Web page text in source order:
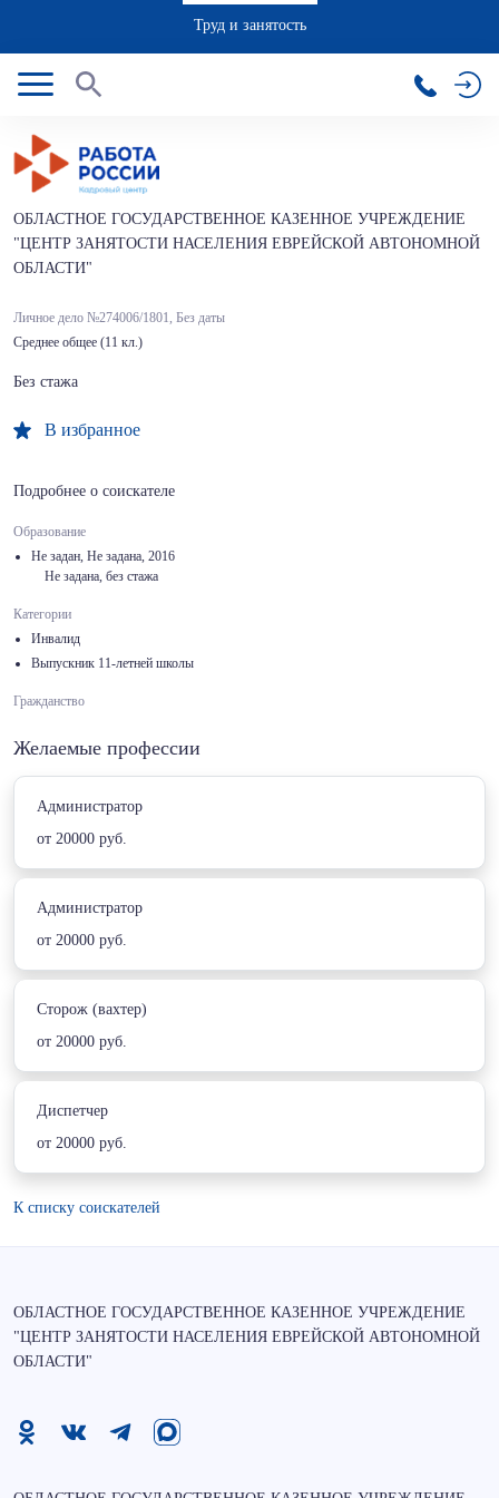
Труд и занятость
ОБЛАСТНОЕ ГОСУДАРСТВЕННОЕ КАЗЕННОЕ УЧРЕЖДЕНИЕ
"ЦЕНТР ЗАНЯТОСТИ НАСЕЛЕНИЯ ЕВРЕЙСКОЙ АВТОНОМНОЙ
ОБЛАСТИ"
Личное дело №274006/1801, Без даты
Среднее общее (11 кл.)
Без стажа
В избранное
Подробнее о соискателе
Образование
Не задан, Не задана, 2016
Не задана, без стажа
Категории
Инвалид
Выпускник 11-летней школы
Гражданство
Желаемые профессии
Администратор
от 20000 руб.
Администратор
от 20000 руб.
Сторож (вахтер)
от 20000 руб.
Диспетчер
от 20000 руб.
К списку соискателей
ОБЛАСТНОЕ ГОСУДАРСТВЕННОЕ КАЗЕННОЕ УЧРЕЖДЕНИЕ
"ЦЕНТР ЗАНЯТОСТИ НАСЕЛЕНИЯ ЕВРЕЙСКОЙ АВТОНОМНОЙ
ОБЛАСТИ"